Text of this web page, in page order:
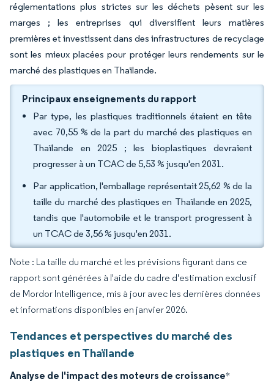
réglementations plus strictes sur les déchets pèsent sur les
marges ; les entreprises qui diversifient leurs matières
premières et investissent dans des infrastructures de recyclage
sont les mieux placées pour protéger leurs rendements sur le
marché des plastiques en Thaïlande.
Principaux enseignements du rapport
Par type, les plastiques traditionnels étaient en tête
avec 70,55 % de la part du marché des plastiques en
Thaïlande en 2025 ; les bioplastiques devraient
progresser à un TCAC de 5,53 % jusqu'en 2031.
Par application, l'emballage représentait 25,62 % de la
taille du marché des plastiques en Thaïlande en 2025,
tandis que l'automobile et le transport progressent à
un TCAC de 3,56 % jusqu'en 2031.
Note : La taille du marché et les prévisions figurant dans ce
rapport sont générées à l'aide du cadre d'estimation exclusif
de Mordor Intelligence, mis à jour avec les dernières données
et informations disponibles en janvier 2026.
Tendances et perspectives du marché des
plastiques en Thaïlande
Analyse de l'impact des moteurs de croissance*